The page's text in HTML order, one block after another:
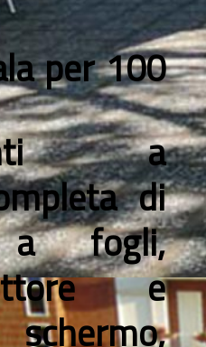
per 100
a
di
a fogli,
e